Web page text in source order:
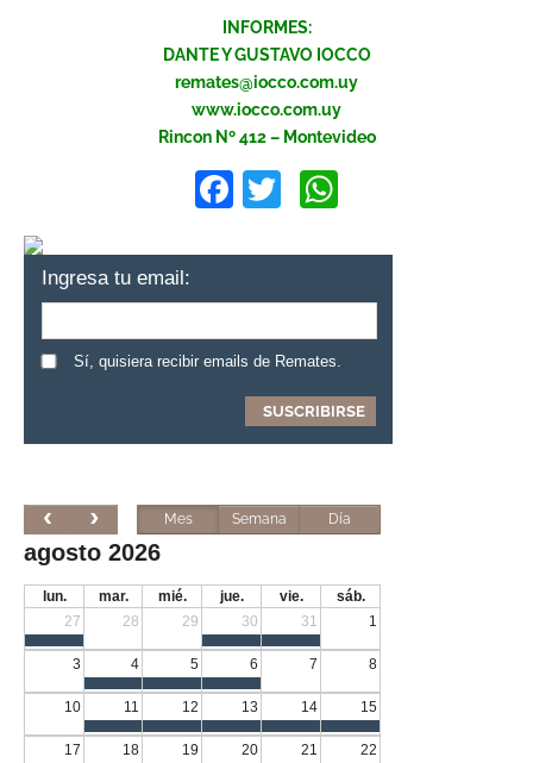
INFORMES:
DANTE Y GUSTAVO IOCCO
remates@iocco.com.uy
www.iocco.com.uy
Rincon Nº 412 – Montevideo
Facebook
Twitter
Ingresa tu email:
Sí, quisiera recibir emails de Remates.
Mes Semana Día
agosto 2026
lun. mar. mié. jue. vie.
sáb.
27
28 29 30 31 1
3 4 5 6 7 8
10 11 12 13 14 15
17 18 19 20 21 22